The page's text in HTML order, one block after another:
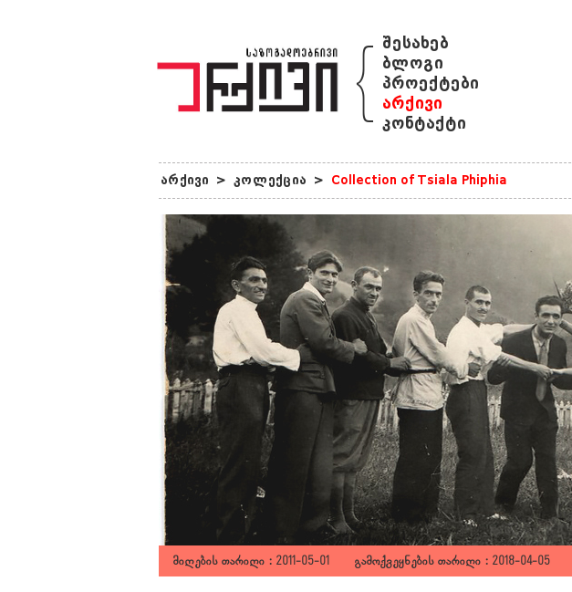
{ შესახებ
ბლოგი
პროექტები
არქივი
კონტაქტი
არქივი > კოლექცია > Collection of Tsiala Phiphia
მიღების თარიღი : 2011-05-01 გამოქვეყნების თარიღი : 2018-04-